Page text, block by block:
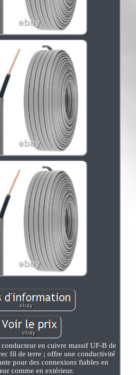
en cuivre massif UF-B de
fil de terre ; offre une conductivité
pour des connexions fiables en
comme en extérieur.